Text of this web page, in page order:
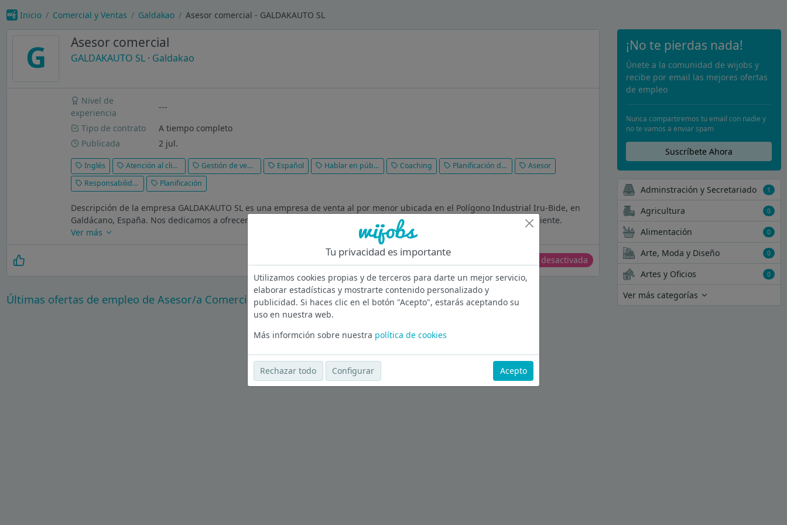
Inicio Comercial y Ventas Galdakao Asesor comercial - GALDAKAUTO SL
G Asesor comercial
GALDAKAUTO SL · Galdakao
Nivel de
experiencia
---
Tipo de contrato
A tiempo completo
Publicada
2 jul.
Inglés Atención al cliente Gestión de ventas Español Hablar en público Coaching Planificación de negocios
Asesor
Responsabilidad
Planificación
Descripción de la empresa GALDAKAUTO SL es una empresa de venta al por menor ubicada en el Polígono Industrial Iru-Bide, en
Galdácano, España. Nos dedicamos a ofrecer productos y servicios de calidad, centrados en las necesidades de cada cliente.
Ver más
Oferta desactivada
Últimas ofertas de empleo de Asesor/a Comercial en Bizkaia
¡No te pierdas nada!
Únete a la comunidad de wijobs y
recibe por email las mejores ofertas
de empleo
Nunca compartiremos tu email con nadie y
no te vamos a enviar spam
Suscríbete Ahora
Adminstración y Secretariado 1
Agricultura 0
Alimentación 0
Arte, Moda y Diseño 0
Artes y Oficios 0
Ver más categorías
Tu privacidad es importante
Utilizamos cookies propias y de terceros para darte un mejor servicio,
elaborar estadísticas y mostrarte contenido personalizado y
publicidad. Si haces clic en el botón "Acepto", estarás aceptando su
uso en nuestra web.
Más informción sobre nuestra política de cookies
Rechazar todo Configurar Acepto